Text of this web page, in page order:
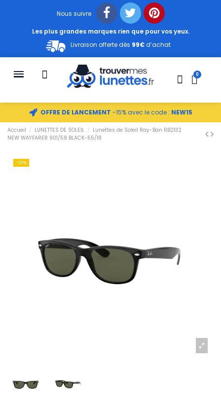
Nous suivre
Les plus grandes marques rien que pour vos yeux.
Livraison offerte dès 99€d’achat
OFFRE DE LANCEMENT -15% avec le code : NEW15
Accueil LUNETTES DE SOLEIL
Lunettes de Soleil Ray-Ban RB2132
NEW WAYFARER 901/58 BLACK-55/18
-10%